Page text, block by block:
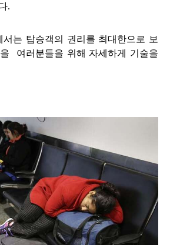
.
서는 탑승객의 권리를 최대한으로 보
여러분들을 위해 자세하게 기술을